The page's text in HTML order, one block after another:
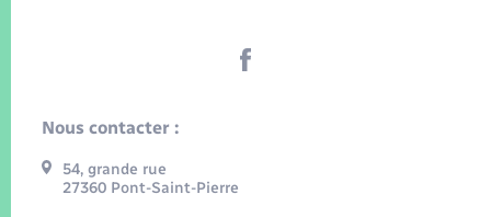
Nous contacter :
54, grande rue
27360 Pont-Saint-Pierre